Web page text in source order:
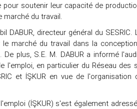
soutenir leur capacité de
du travail.
DABUR, directeur général du
marché du travail dans la
plus, S.E. M. DABUR a informé
en particulier du Réseau des
et İŞKUR en vue de
(İŞKUR) s'est également